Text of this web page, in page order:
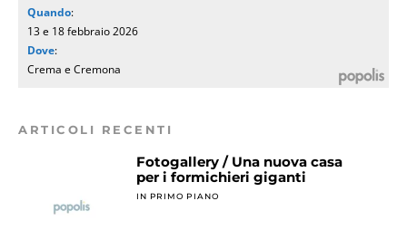
Quando:
13 e 18 febbraio 2026
Dove:
Crema e Cremona
ARTICOLI RECENTI
Fotogallery / Una nuova casa
per i formichieri giganti
IN PRIMO PIANO